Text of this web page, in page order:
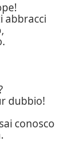
abbracci
dubbio!
conosco